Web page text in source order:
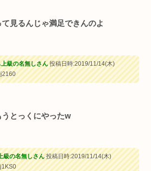
て見るんじゃ満足できんのよ
級の名無しさん投稿日時:2019/11/14(木)
うとっくにやったw
級の名無しさん投稿日時:2019/11/14(木)